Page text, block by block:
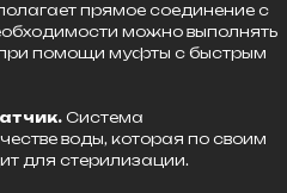
прямое соединение с
можно выполнять
помощи муфты с быстрым
Система
воды, которая по своим
для стерилизации.